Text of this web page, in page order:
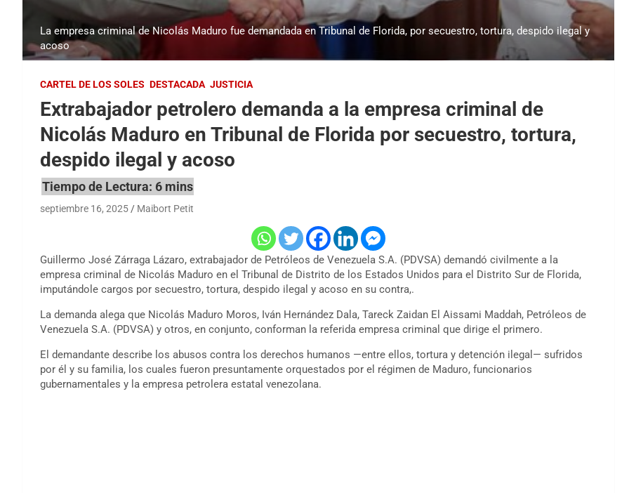
La empresa criminal de Nicolás Maduro fue demandada en Tribunal de Florida, por secuestro, tortura, despido ilegal y
acoso
CARTEL DE LOS SOLES DESTACADA JUSTICIA
Extrabajador petrolero demanda a la empresa criminal de
Nicolás Maduro en Tribunal de Florida por secuestro, tortura,
despido ilegal y acoso
septiembre 16, 2025 Maibort Petit
Guillermo José Zárraga Lázaro, extrabajador de Petróleos de Venezuela S.A. (PDVSA) demandó civilmente a la
empresa criminal de Nicolás Maduro en el Tribunal de Distrito de los Estados Unidos para el Distrito Sur de Florida,
imputándole cargos por secuestro, tortura, despido ilegal y acoso en su contra,.
La demanda alega que Nicolás Maduro Moros, Iván Hernández Dala, Tareck Zaidan El Aissami Maddah, Petróleos de
Venezuela S.A. (PDVSA) y otros, en conjunto, conforman la referida empresa criminal que dirige el primero.
El demandante describe los abusos contra los derechos humanos —entre ellos, tortura y detención ilegal— sufridos
por él y su familia, los cuales fueron presuntamente orquestados por el régimen de Maduro, funcionarios
gubernamentales y la empresa petrolera estatal venezolana.